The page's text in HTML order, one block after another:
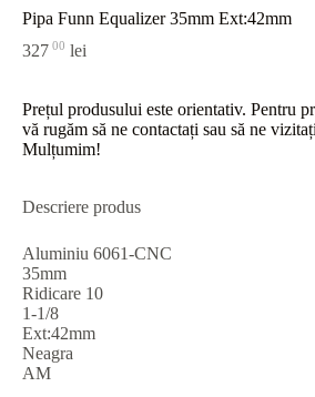
Pipa Funn Equalizer 35mm Ext:42mm
327 00 lei
Prețul produsului este orientativ. Pentru
vă rugăm să ne contactați sau să ne
Mulțumim!
Descriere produs
Aluminiu 6061-CNC
35mm
Ridicare 10
1-1/8
Ext:42mm
Neagra
AM